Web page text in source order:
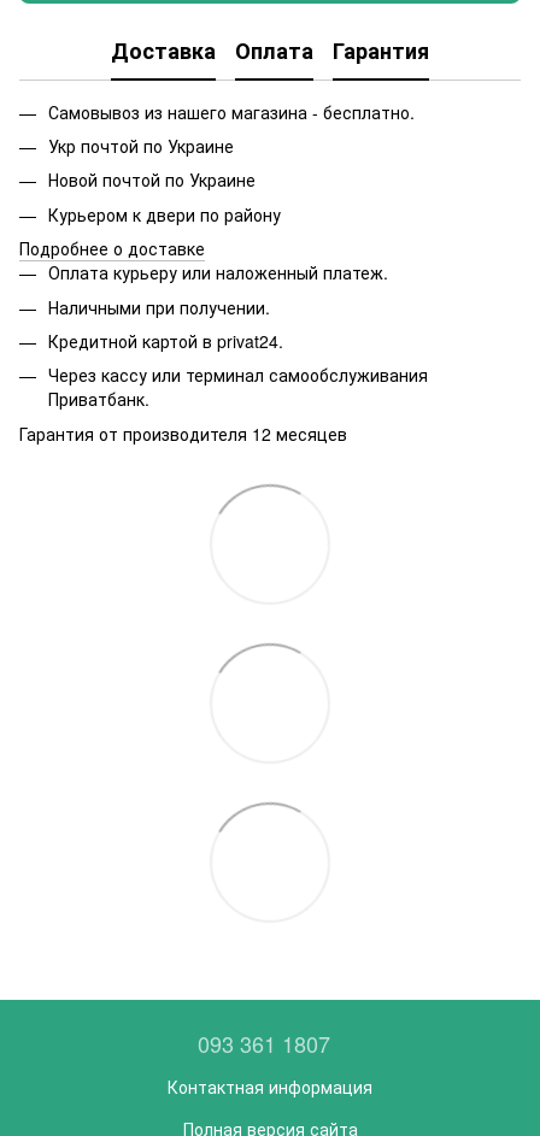
Доставка Оплата Гарантия
Самовывоз из нашего магазина - бесплатно.
Укр почтой по Украине
Новой почтой по Украине
Курьером к двери по району
Подробнее о доставке
Оплата курьеру или наложенный платеж.
Наличными при получении.
Кредитной картой в privat24.
Через кассу или терминал самообслуживания
Приватбанк.
Гарантия от производителя 12 месяцев
093 361 1807
Контактная информация
Полная версия сайта